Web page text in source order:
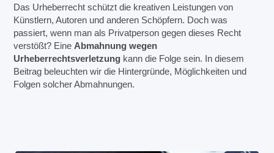
Das Urheberrecht schützt die kreativen Leistungen von
Künstlern, Autoren und anderen Schöpfern. Doch was
passiert, wenn man als Privatperson gegen dieses Recht
verstößt? Eine Abmahnung wegen
Urheberrechtsverletzung kann die Folge sein. In diesem
Beitrag beleuchten wir die Hintergründe, Möglichkeiten und
Folgen solcher Abmahnungen.